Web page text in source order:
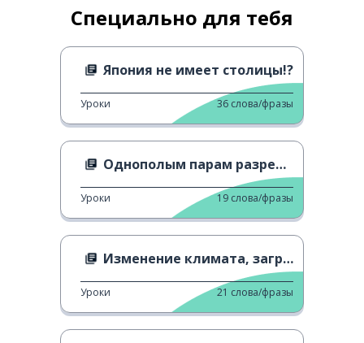
Специально для тебя
Япония не имеет столицы!?
Уроки 36 слова/фразы
Однополым парам разрешено иметь детей?
Уроки 19 слова/фразы
Изменение климата, загрязнение воздуха
Уроки 21 слова/фразы